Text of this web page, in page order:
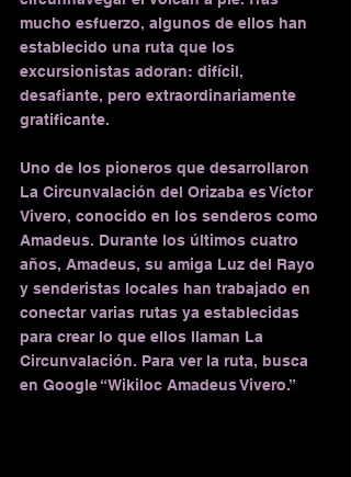
mucho esfuerzo, algunos de ellos han
establecido una ruta que los
excursionistas adoran: difícil,
desafiante, pero extraordinariamente
gratificante.
Uno de los pioneros que desarrollaron
La Circunvalación del Orizaba es Víctor
Vivero, conocido en los senderos como
Amadeus. Durante los últimos cuatro
años, Amadeus, su amiga Luz del Rayo
y senderistas locales han trabajado en
conectar varias rutas ya establecidas
para crear lo que ellos llaman La
Circunvalación. Para ver la ruta, busca
en Google “Wikiloc Amadeus Vivero.”